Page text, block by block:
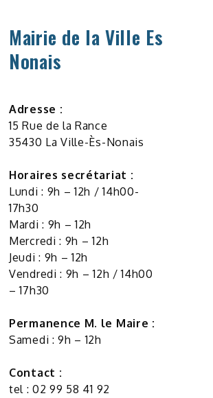
Mairie de la Ville Es
Nonais
Adresse :
15 Rue de la Rance
35430 La Ville-Ès-Nonais
Horaires secrétariat :
Lundi : 9h – 12h / 14h00-
17h30
Mardi : 9h – 12h
Mercredi : 9h – 12h
Jeudi : 9h – 12h
Vendredi : 9h – 12h / 14h00
– 17h30
Permanence M. le Maire :
Samedi : 9h – 12h
Contact :
tel : 02 99 58 41 92